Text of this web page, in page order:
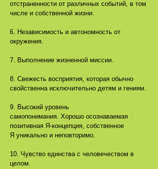
отстраненности от различных событий, в том
числе и собственной жизни.
6. Независимость и автономность от
окружения.
7. Выполнение жизненной миссии.
8. Свежесть восприятия, которая обычно
свойственна исключительно детям и гениям.
9. Высокий уровень
самопонимания. Хорошо осознаваемая
позитивная Я-концепция, собственное
Я уникально и неповторимо.
10. Чувство единства с человечеством в
целом.